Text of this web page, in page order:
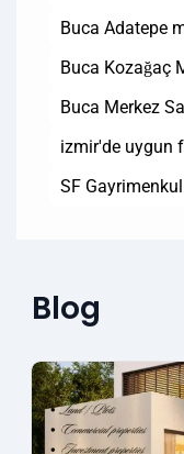
Buca Adatepe
Buca Kozağaç
Buca Merkez
izmir'de uygun
SF Gayrimenkul
Blog